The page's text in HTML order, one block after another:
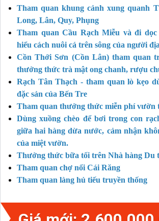
Tham quan khung cảnh xung quanh
Long, Lân, Quy, Phụng
Tham quan Cầu Rạch Miễu và đi
hiểu cách nuôi cá trên sông của người
Cồn Thới Sơn (Cồn Lân) tham quan
thưởng thức trà mật ong chanh, rượu
Rạch Tân Thạch - tham quan lò kẹo
đặc sản của Bến Tre
Tham quan thưởng thức miễn phí vườn
Dùng xuồng chèo để bơi trong con
giữa hai hàng dừa nước, cảm nhận
của miệt vườn.
Thưởng thức bữa tối trên Nhà hàng Du
Tham quan chợ nổi Cái Răng
Tham quan làng hủ tiếu truyền thống